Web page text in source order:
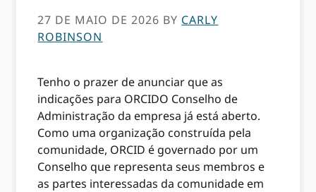
27 DE MAIO DE 2026 BY CARLY
ROBINSON
Tenho o prazer de anunciar que as
indicações para ORCIDO Conselho de
Administração da empresa já está aberto.
Como uma organização construída pela
comunidade, ORCID é governado por um
Conselho que representa seus membros e
as partes interessadas da comunidade em